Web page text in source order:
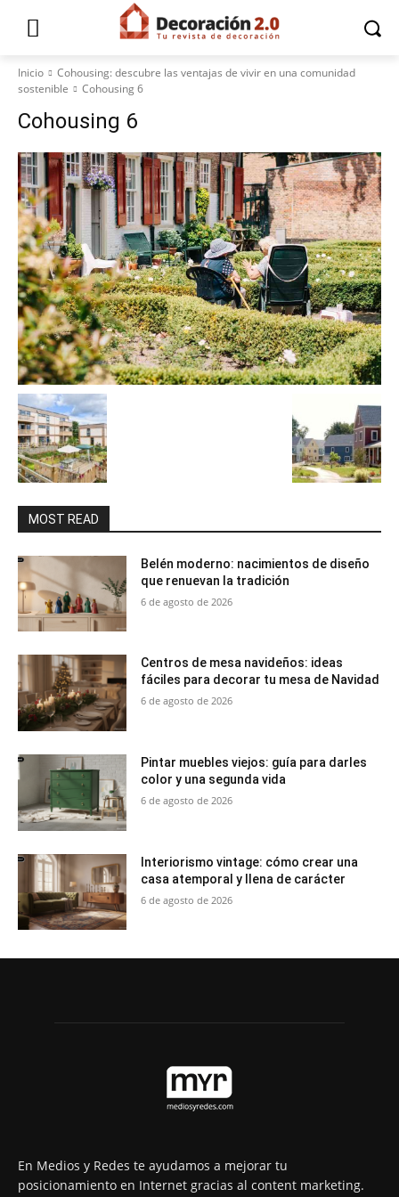
Inicio
Cohousing: descubre las ventajas de vivir en una comunidad
sostenible
Cohousing 6
Cohousing 6
MOST READ
Belén moderno: nacimientos de diseño
que renuevan la tradición
6 de agosto de 2026
Centros de mesa navideños: ideas
fáciles para decorar tu mesa de Navidad
6 de agosto de 2026
Pintar muebles viejos: guía para darles
color y una segunda vida
6 de agosto de 2026
Interiorismo vintage: cómo crear una
casa atemporal y llena de carácter
6 de agosto de 2026
En Medios y Redes te ayudamos a mejorar tu
posicionamiento en Internet gracias al content marketing.